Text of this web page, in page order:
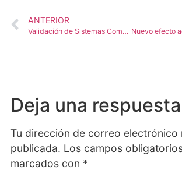
ANTERIOR
Validación de Sistemas Computarizados en la Industria Farmacéutica en Colombia: Un Pilar para la Calidad y la Seguridad
Deja una respuesta
Tu dirección de correo electrónico
publicada. Los campos
marcados con *